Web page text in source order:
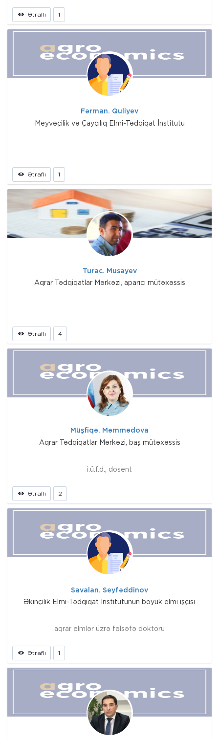
Ətraflı 1
Fərman. Quliyev
Meyvəçilik və Çayçılıq Elmi-Tədqiqat İnstitutu
Ətraflı 1
Turac. Musayev
Aqrar Tədqiqatlar Mərkəzi, aparıcı mütəxəssis
Ətraflı 4
Müşfiqə. Məmmədova
Aqrar Tədqiqatlar Mərkəzi, baş mütəxəssis
i.ü.f.d., dosent
Ətraflı 2
Savalan. Seyfəddinov
Əkinçilik Elmi-Tədqiqat İnstitutunun böyük elmi işçisi
aqrar elmlər üzrə fəlsəfə doktoru
Ətraflı 1